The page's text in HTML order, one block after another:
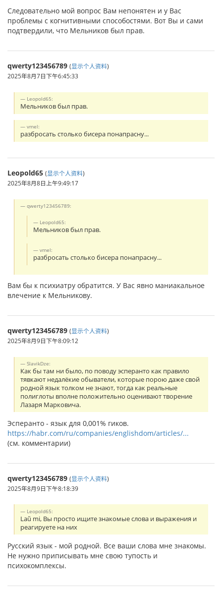
Следовательно мой вопрос Вам непонятен и у Вас
проблемы с когнитивными способостями. Вот Вы и сами
подтвердили, что Мельников был прав.
qwerty123456789 (显示个人资料)
2025年8月7日下午6:45:33
Leopold65:
Мельников был прав.
vmel:
разбросать столько бисера понапрасну...
Leopold65 (显示个人资料)
2025年8月8日上午9:49:17
qwerty123456789:
Leopold65:
Мельников был прав.
vmel:
разбросать столько бисера понапрасну...
Вам бы к психиатру обратится. У Вас явно маниакальное
влечение к Мельникову.
qwerty123456789 (显示个人资料)
2025年8月9日下午8:09:12
SlavikDze:
Как бы там ни было, по поводу эсперанто как правило
тявкают недалёкие обыватели, которые порою даже свой
родной язык толком не знают, тогда как реальные
полиглоты вполне положительно оценивают творение
Лазаря Марковича.
Эсперанто - язык для 0,001% гиков.
https://habr.com/ru/companies/englishdom/articles/...
(см. комментарии)
qwerty123456789 (显示个人资料)
2025年8月9日下午8:18:39
Leopold65:
Laŭ mi, Вы просто ищите знакомые слова и выражения и
реагируете на них
Русский язык - мой родной. Все ваши слова мне знакомы.
Не нужно приписывать мне свою тупость и
психокомплексы.